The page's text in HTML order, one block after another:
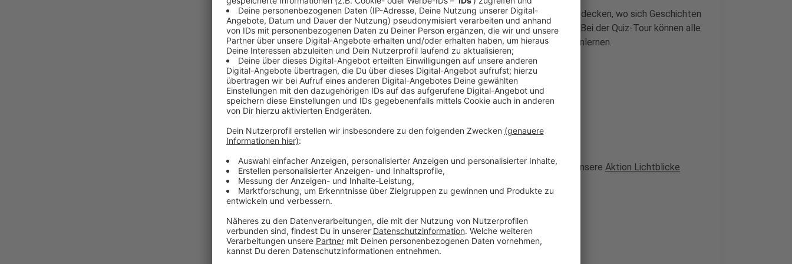
Eine davon ist z.B. die Sagen & Legenden-Tour, um die Orte zu entdecken, wo sich Geschichten
von Persönlichkeiten unserer Stadtgeschichte abgespielt haben. Bei der Quiz-Tour können alle
Teilnehmer miträtseln und so Düsseldorf auf andere Weise kennenlernen.
Anzeige
Einnahmen gehen an die Aktion Lichtblicke
Anzeige
Alle Touren kosten 5 Euro. Die Einnahmen werden vollständig an unsere Aktion Lichtblicke
gespendet, die sich für Kinder und Familien in Not einsetzt.
Anzeige
Weitere Infos und Links zum Thema: